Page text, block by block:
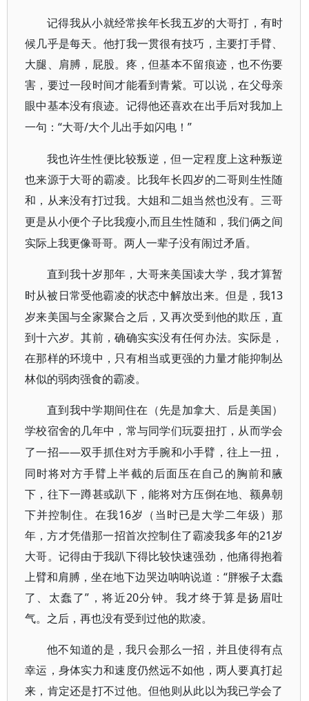
记得我从小就经常挨年长我五岁的大哥打，有时
候几乎是每天。他打我一贯很有技巧，主要打手臂、
大腿、肩膊，屁股。疼，但基本不留痕迹，也不伤要
害，要过一段时间才能看到青紫。可以说，在父母亲
眼中基本没有痕迹。记得他还喜欢在出手后对我加上
一句： “大哥/大个儿出手如闪电！”
我也许生性便比较叛逆，但一定程度上这种叛逆
也来源于大哥的霸凌。比我年长四岁的二哥则生性随
和，从来没有打过我。大姐和二姐当然也没有。三哥
更是从小便个子比我瘦小,而且生性随和，我们俩之间
实际上我更像哥哥。两人一辈子没有闹过矛盾。
直到我十岁那年，大哥来美国读大学，我才算暂
时从被日常受他霸凌的状态中解放出来。但是，我13
岁来美国与全家聚合之后，又再次受到他的欺压，直
到十六岁。其前，确确实实没有任何办法。实际是，
在那样的环境中，只有相当或更强的力量才能抑制丛
林似的弱肉强食的霸凌。
直到我中学期间住在（先是加拿大、后是美国）
学校宿舍的几年中，常与同学们玩耍扭打，从而学会
了一招——双手抓住对方手腕和小手臂，往上一扭，
同时将对方手臂上半截的后面压在自己的胸前和腋
下，往下一蹲甚或趴下，能将对方压倒在地、额鼻朝
下并控制住。在我16岁（当时已是大学二年级）那
年，方才凭借那一招首次控制住了霸凌我多年的21岁
大哥。记得由于我趴下得比较快速强劲，他痛得抱着
上臂和肩膊，坐在地下边哭边呐呐说道：“胖猴子太蠢
了、太蠢了”，将近20分钟。我才终于算是扬眉吐
气。之后，再也没有受到过他的欺凌。
他不知道的是，我只会那么一招，并且使得有点
幸运，身体实力和速度仍然远不如他，两人要真打起
来，肯定还是打不过他。但他则从此以为我已学会了